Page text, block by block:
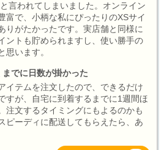
言われてしまいました。オンライン
富で、小柄な私にぴったりのXSサイ
りがたかったです。実店舗と同様に
ントも貯められますし、使い勝手の
思います。
までに日数が掛かった
イテムを注文したので、できるだけ
すが、自宅に到着するまでに1週間ほ
注文するタイミングにもよるのかも
ピーディに配送してもらえたら、あ